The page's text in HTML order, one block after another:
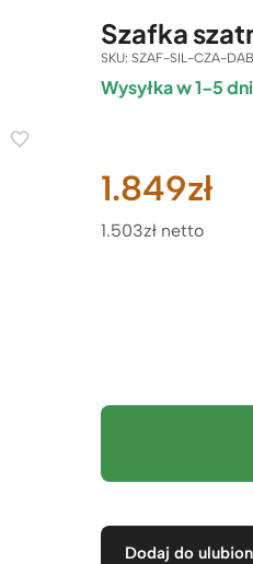
Szafka
SKU: SZAF-SIL-CZA-
Wysyłka w 1–5
1.849zł
1.503zł netto
Dodaj do